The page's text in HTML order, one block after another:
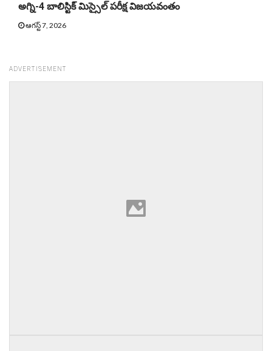
అగ్ని-4 బాలిస్టిక్ మిస్సైల్ పరీక్ష విజయవంతం
ఆగస్ట్ 7, 2026
ADVERTISEMENT